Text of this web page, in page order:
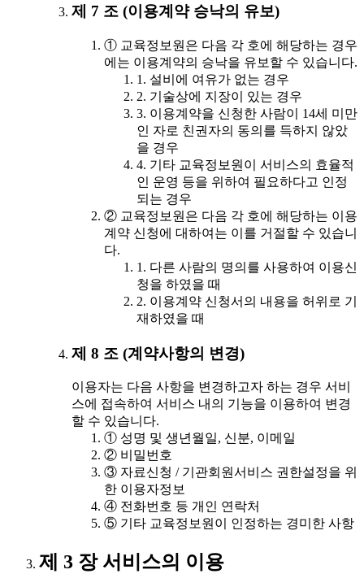
제 7 조 (이용계약 승낙의 유보)
① 교육정보원은 다음 각 호에 해당하는 경우
에는 이용계약의 승낙을 유보할 수 있습니다.
1. 설비에 여유가 없는 경우
2. 기술상에 지장이 있는 경우
3. 이용계약을 신청한 사람이 14세 미만
인 자로 친권자의 동의를 득하지 않았
을 경우
4. 기타 교육정보원이 서비스의 효율적
인 운영 등을 위하여 필요하다고 인정
되는 경우
② 교육정보원은 다음 각 호에 해당하는 이용
계약 신청에 대하여는 이를 거절할 수 있습니
다.
1. 다른 사람의 명의를 사용하여 이용신
청을 하였을 때
2. 이용계약 신청서의 내용을 허위로 기
재하였을 때
제 8 조 (계약사항의 변경)
이용자는 다음 사항을 변경하고자 하는 경우 서비
스에 접속하여 서비스 내의 기능을 이용하여 변경
할 수 있습니다.
① 성명 및 생년월일, 신분, 이메일
② 비밀번호
③ 자료신청 / 기관회원서비스 권한설정을 위
한 이용자정보
④ 전화번호 등 개인 연락처
⑤ 기타 교육정보원이 인정하는 경미한 사항
제 3 장 서비스의 이용